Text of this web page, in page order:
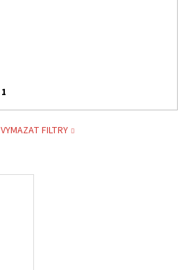
1
VYMAZAT FILTRY